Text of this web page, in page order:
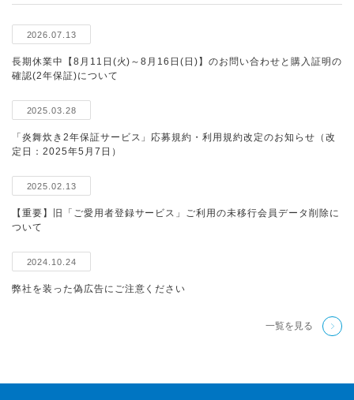
2026.07.13
長期休業中【8月11日(火)～8月16日(日)】のお問い合わせと購入証明の
確認(2年保証)について
2025.03.28
「炎舞炊き2年保証サービス」応募規約・利用規約改定のお知らせ（改
定日：2025年5月7日）
2025.02.13
【重要】旧「ご愛用者登録サービス」ご利用の未移行会員データ削除に
ついて
2024.10.24
弊社を装った偽広告にご注意ください
一覧を見る